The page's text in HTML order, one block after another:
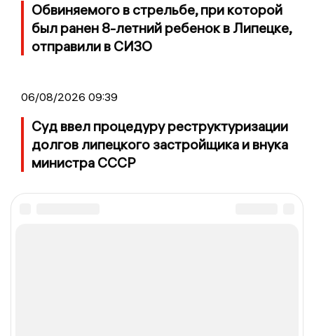
Обвиняемого в стрельбе, при которой
был ранен 8-летний ребенок в Липецке,
отправили в СИЗО
06/08/2026 09:39
Суд ввел процедуру реструктуризации
долгов липецкого застройщика и внука
министра СССР